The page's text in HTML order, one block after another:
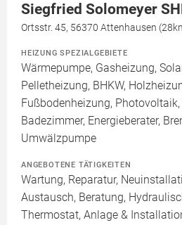
Siegfried Solomeyer
Ortsstr. 45, 56370 Attenhausen
HEIZUNG SPEZIALGEBIETE
Wärmepumpe, Gasheizung,
Pelletheizung, BHKW,
Fußbodenheizung,
Badezimmer, Energieberater,
Umwälzpumpe
ANGEBOTENE TÄTIGKEITEN
Wartung, Reparatur,
Austausch, Beratung,
Thermostat, Anlage &